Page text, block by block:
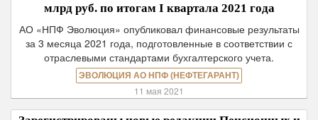
млрд руб. по итогам I квартала 2021 года
АО «НПФ Эволюция» опубликовал финансовые результаты
за 3 месяца 2021 года, подготовленные в соответствии с
отраслевыми стандартами бухгалтерского учета.
ЭВОЛЮЦИЯ АО НПФ (НЕФТЕГАРАНТ)
11 мая 2021